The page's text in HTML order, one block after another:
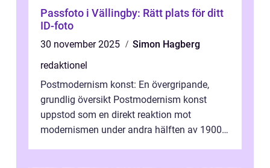
Passfoto i Vällingby: Rätt plats för ditt
ID-foto
30 november 2025
Simon Hagberg
redaktionel
Postmodernism konst: En övergripande,
grundlig översikt Postmodernism konst
uppstod som en direkt reaktion mot
modernismen under andra hälften av 1900-